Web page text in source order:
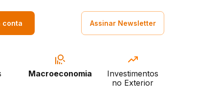
conta Assinar Newsletter
Macroeconomia
Investimentos
no Exterior